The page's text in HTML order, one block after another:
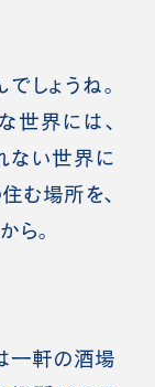
しょうね。
世界には、
ない世界に
む場所を、
ら。
一軒の酒場